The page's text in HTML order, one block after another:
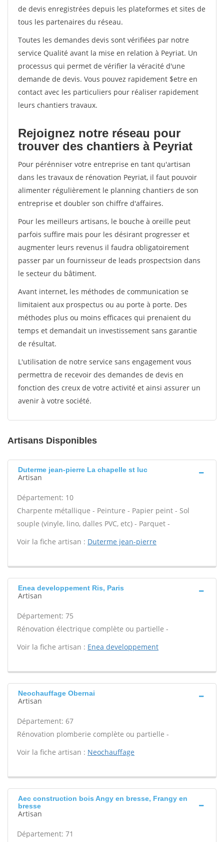
de devis enregistrées depuis les plateformes et sites de
tous les partenaires du réseau.
Toutes les demandes devis sont vérifiées par notre
service Qualité avant la mise en relation à Peyriat. Un
processus qui permet de vérifier la véracité d'une
demande de devis. Vous pouvez rapidement $etre en
contact avec les particuliers pour réaliser rapidement
leurs chantiers travaux.
Rejoignez notre réseau pour
trouver des chantiers à Peyriat
Pour pérénniser votre entreprise en tant qu'artisan
dans les travaux de rénovation Peyriat, il faut pouvoir
alimenter régulièrement le planning chantiers de son
entreprise et doubler son chiffre d'affaires.
Pour les meilleurs artisans, le bouche à oreille peut
parfois suffire mais pour les désirant progresser et
augmenter leurs revenus il faudra obligatoirement
passer par un fournisseur de leads prospectsion dans
le secteur du bâtiment.
Avant internet, les méthodes de communication se
limitaient aux prospectus ou au porte à porte. Des
méthodes plus ou moins efficaces qui prenaient du
temps et demandait un investissement sans garantie
de résultat.
L'utilisation de notre service sans engagement vous
permettra de recevoir des demandes de devis en
fonction des creux de votre activité et ainsi assurer un
avenir à votre société.
Artisans Disponibles
Duterme jean-pierre La chapelle st luc
Artisan
Département: 10
Charpente métallique - Peinture - Papier peint - Sol
souple (vinyle, lino, dalles PVC, etc) - Parquet -
Voir la fiche artisan : Duterme jean-pierre
Enea developpement Ris, Paris
Artisan
Département: 75
Rénovation électrique complète ou partielle -
Voir la fiche artisan : Enea developpement
Neochauffage Obernai
Artisan
Département: 67
Rénovation plomberie complète ou partielle -
Voir la fiche artisan : Neochauffage
Aec construction bois Angy en bresse, Frangy en
bresse
Artisan
Département: 71